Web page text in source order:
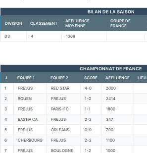
BILAN DE LA SAISON
DIVISION CLASSEMENT
AFFLUENCE
MOYENNE
COUPE DE
FRANCE
D3 4 1368
CHAMPIONNAT DE FRANCE
J. EQUIPE 1 EQUIPE 2 SCORE AFFLUENCE LIEU
1 FREJUS RED STAR 4-0 2000
2 ROUEN FREJUS 1-0 2414
3 FREJUS PARIS-FC 1-1 1800
4 BASTIA CA FREJUS 2-2 347
5 FREJUS ORLEANS 0-0 700
6 CHERBOURG FREJUS 2-2 1100
7 FREJUS BOULOGNE 1-2 1000